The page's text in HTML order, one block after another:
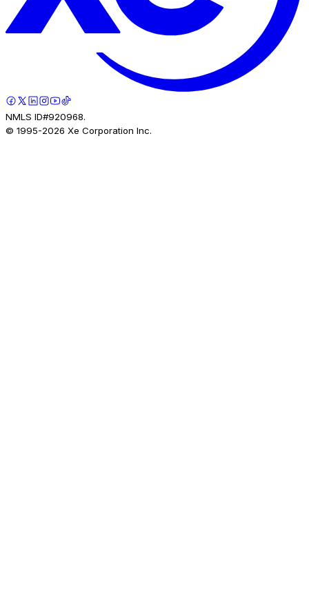
NMLS ID#920968.
© 1995-2026 Xe Corporation Inc.